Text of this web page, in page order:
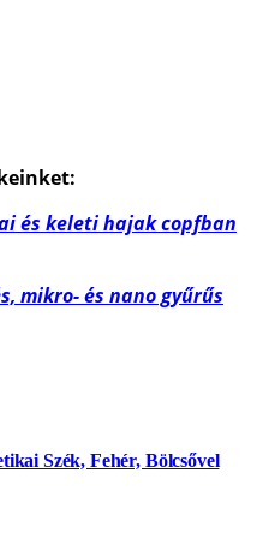
és keleti hajak copfban
mikro- és nano gyűrűs
Szék, Fehér, Bölcsővel